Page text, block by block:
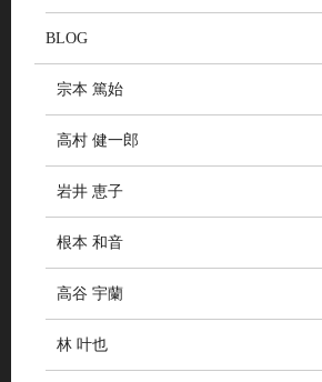
BLOG
宗本 篤始
高村 健一郎
岩井 恵子
根本 和音
高谷 宇蘭
林 叶也